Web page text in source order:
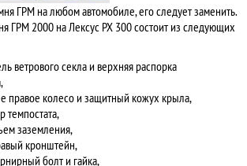
ГРМ на любом автомобиле, его следует заменить.
ГРМ 2000 на Лексус PX 300 состоит из следующих
ветрового секла и верхняя распорка
правое колесо и защитный кожух крыла,
темпостата,
заземления,
кронштейн,
болт и гайка,